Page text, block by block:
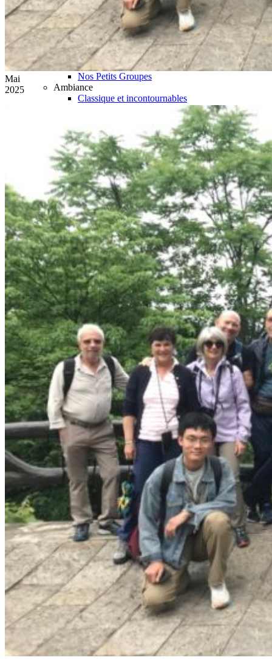
Sichuan 四川
Tibet 西藏
Yunnan 云南
Circuits
Organisation
Circuits sur mesure
Nos Petits Groupes
Ambiance
Classique et incontournables
Famille et enfants
Trekking et aventure
Luxe et exception
Où et quand partir ?
Printemps
Eté
Automne
Hiver
Infos pratiques
Notre agence
Notre agence en Chine
Réseau Asian Roads
Garanties et engagements Asian Roads
Avis de nos voyageurs
Voyages d’affaires en Chine
Voyage scolaire et culturel en Chine
La Chine & ses secrets
Présentation de la Chine
Cuisines de Chine
Les Minorités Ethniques Chinoises
Fêtes traditionnelles & vacances en Chine
Les signes astrologiques Chinois
Les plus belles montagnes de Chine
Les plus belles balades de Chine
La Chine vue du ciel
Visiter la Chine pour voir le monde
Les langues en Chine : une étonnante diversité
Préparer son voyage en Chine
Notre sélection d’hôtels en Chine
Météo & climat
Obtention Visa Voyage Chine
Comment communiquer depuis la Chine ?
Maîtrisez les mots essentiels
Transports en Chine
Vols directs vers la Chine
Voyager en train
Voyager en Chine avec votre drone
Vaccins pour votre voyage en Chine
Mal des montagnes
Demande d’info
09 83 07 44 60
Mai
2025